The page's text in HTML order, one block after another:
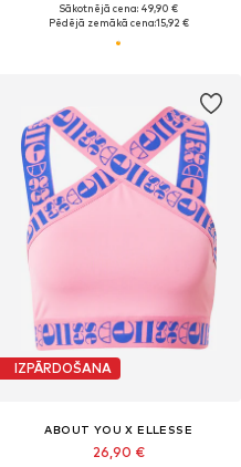
Sākotnējā cena: 49,90 €
Pēdējā zemākā cena:15,92 €
IZPĀRDOŠANA
ABOUT YOU X ELLESSE
26,90 €